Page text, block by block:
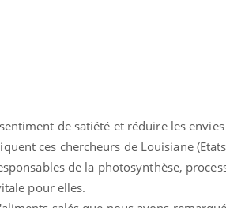
de satiété et réduire les
ces chercheurs de Louisiane
de la photosynthèse,
pour elles.
connectés :
le travail
de plus en plus
Les
?